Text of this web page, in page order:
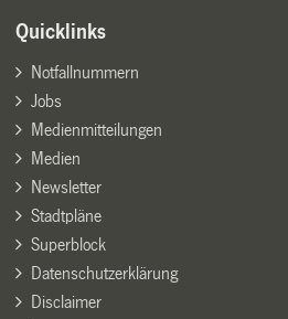
Quicklinks
Notfallnummern
Jobs
Medienmitteilungen
Medien
Newsletter
Stadtpläne
Superblock
Datenschutzerklärung
Disclaimer